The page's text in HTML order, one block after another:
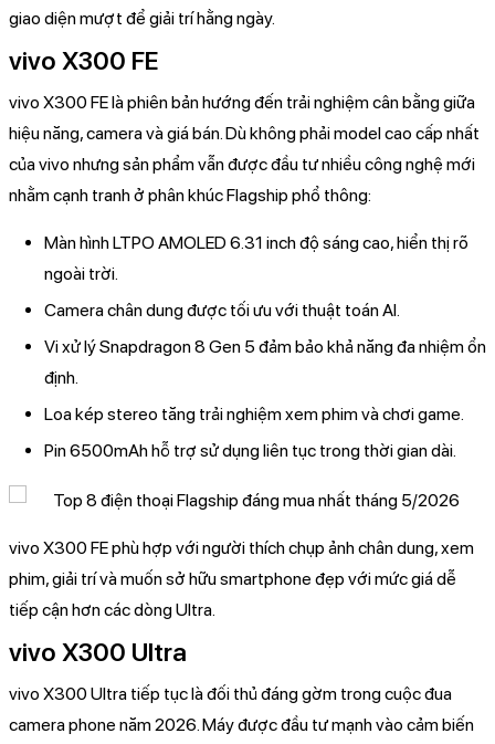
giao diện mượt để giải trí hằng ngày.
vivo X300 FE
vivo X300 FE là phiên bản hướng đến trải nghiệm cân bằng giữa
hiệu năng, camera và giá bán. Dù không phải model cao cấp nhất
của vivo nhưng sản phẩm vẫn được đầu tư nhiều công nghệ mới
nhằm cạnh tranh ở phân khúc Flagship phổ thông:
Màn hình LTPO AMOLED 6.31 inch độ sáng cao, hiển thị rõ
ngoài trời.
Camera chân dung được tối ưu với thuật toán AI.
Vi xử lý Snapdragon 8 Gen 5 đảm bảo khả năng đa nhiệm ổn
định.
Loa kép stereo tăng trải nghiệm xem phim và chơi game.
Pin 6500mAh hỗ trợ sử dụng liên tục trong thời gian dài.
vivo X300 FE phù hợp với người thích chụp ảnh chân dung, xem
phim, giải trí và muốn sở hữu smartphone đẹp với mức giá dễ
tiếp cận hơn các dòng Ultra.
vivo X300 Ultra
vivo X300 Ultra tiếp tục là đối thủ đáng gờm trong cuộc đua
camera phone năm 2026. Máy được đầu tư mạnh vào cảm biến